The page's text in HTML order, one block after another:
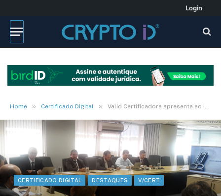
Login
Home » Certificado Digital » Valid Certificadora apresenta ao ITI uso do Certificado Digital em dispositivos Móveis
CERTIFICADO DIGITAL DESTAQUES V/CERT